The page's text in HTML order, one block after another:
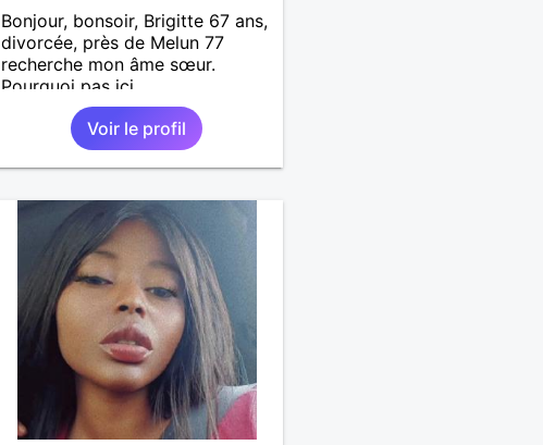
Bonjour, bonsoir, Brigitte 67 ans,
divorcée, près de Melun 77
recherche mon âme sœur.
Pourquoi pas ici.
Voir le profil